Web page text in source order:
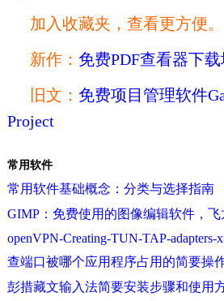
加入收藏夹，查看更方便。
新作： 免费PDF查看器下
旧文： 免费项目管理软件
Project
常用软件
常用软件基础概念：分类与选择指南
GIMP：免费使用的图像编辑软件，飞
openVPN-Creating-TUN-TAP-adapters-
查端口被哪个应用程序占用的简要操
彭措藏文输入法简要安装步骤和使用